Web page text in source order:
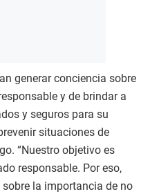
generar conciencia sobre
y de brindar a
y seguros para su
situaciones de
“Nuestro objetivo es
responsable. Por eso,
la importancia de no